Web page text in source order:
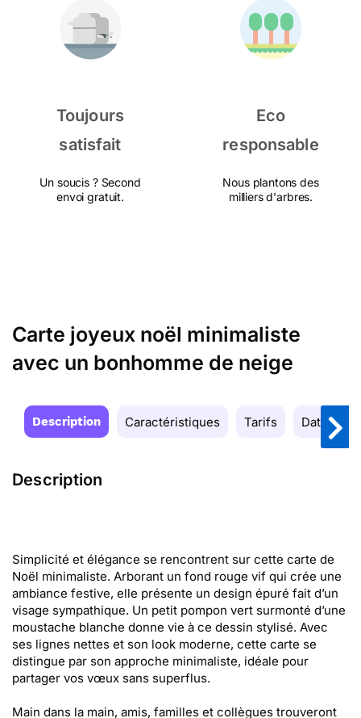
Toujours
satisfait
Un soucis ? Second
envoi gratuit.
Eco
responsable
Nous plantons des
milliers d'arbres.
Carte joyeux noël minimaliste
avec un bonhomme de neige
Description Caractéristiques Tarifs Date de
Description
Simplicité et élégance se rencontrent sur cette carte de
Noël minimaliste. Arborant un fond rouge vif qui crée une
ambiance festive, elle présente un design épuré fait d’un
visage sympathique. Un petit pompon vert surmonté d’une
moustache blanche donne vie à ce dessin stylisé. Avec
ses lignes nettes et son look moderne, cette carte se
distingue par son approche minimaliste, idéale pour
partager vos vœux sans superflus.
Main dans la main, amis, familles et collègues trouveront